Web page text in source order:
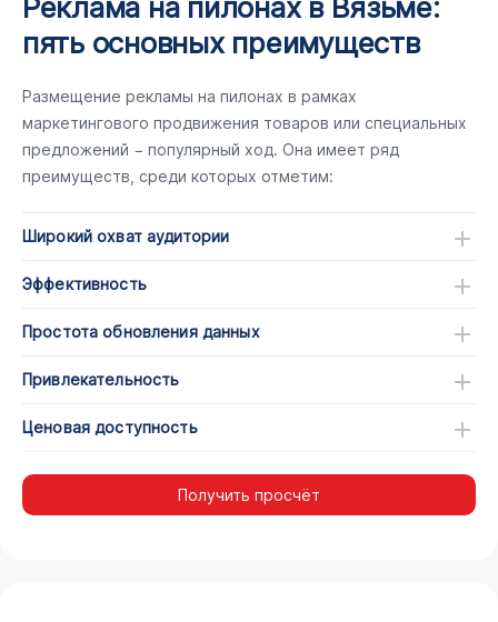
Реклама на пилонах в Вязьме:
пять основных преимуществ
Размещение рекламы на пилонах в рамках
маркетингового продвижения товаров или специальных
предложений − популярный ход. Она имеет ряд
преимуществ, среди которых отметим:
Широкий охват аудитории
Эффективность
Простота обновления данных
Привлекательность
Ценовая доступность
Получить просчёт